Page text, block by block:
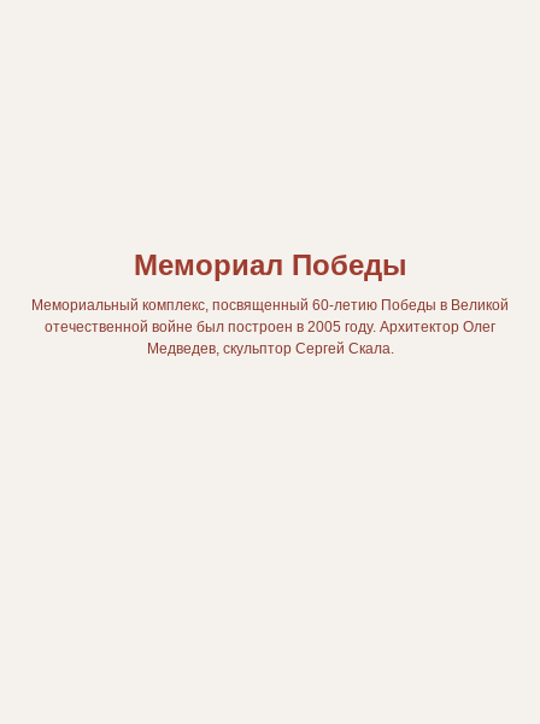
Мемориал Победы
Мемориальный комплекс, посвященный 60-летию Победы в Великой
отечественной войне был построен в 2005 году. Архитектор Олег
Медведев, скульптор Сергей Скала.